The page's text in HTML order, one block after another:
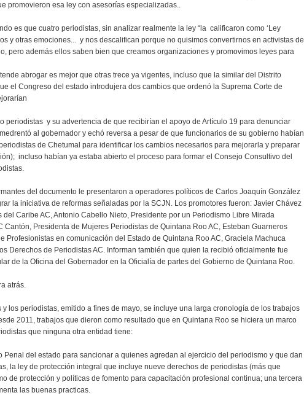
promovieron esa ley con asesorías especializadas..
es que cuatro periodistas, sin analizar realmente la ley “la calificaron como ‘Ley
y otras emociones... y nos descalifican porque no quisimos convertirnos en activistas de
pero además ellos saben bien que creamos organizaciones y promovimos leyes para
abrogar es mejor que otras trece ya vigentes, incluso que la similar del Distrito
el Congreso del estado introdujera dos cambios que ordenó la Suprema Corte de
periodistas y su advertencia de que recibirían el apoyo de Artículo 19 para denunciar
al gobernador y echó reversa a pesar de que funcionarios de su gobierno habían
de Chetumal para identificar los cambios necesarios para mejorarla y preparar
incluso habían ya estaba abierto el proceso para formar el Consejo Consultivo del
del documento le presentaron a operadores políticos de Carlos Joaquín González
la iniciativa de reformas señaladas por la SCJN. Los promotores fueron: Javier Chávez
del Caribe AC, Antonio Cabello Nieto, Presidente por un Periodismo Libre Mirada
Cantón, Presidenta de Mujeres Periodistas de Quintana Roo AC, Esteban Guarneros
Profesionistas en comunicación del Estado de Quintana Roo AC, Graciela Machuca
Derechos de Periodistas AC. Informan también que quien la recibió oficialmente fue
de la Oficina del Gobernador en la Oficialía de partes del Gobierno de Quintana Roo.
atrás.
y los periodistas, emitido a fines de mayo, se incluye una larga cronología de los trabajos
2011, trabajos que dieron como resultado que en Quintana Roo se hiciera un marco
que ninguna otra entidad tiene:
Penal del estado para sancionar a quienes agredan al ejercicio del periodismo y que dan
la ley de protección integral que incluye nueve derechos de periodistas (más que
de protección y políticas de fomento para capacitación profesional continua; una tercera
las buenas practicas.